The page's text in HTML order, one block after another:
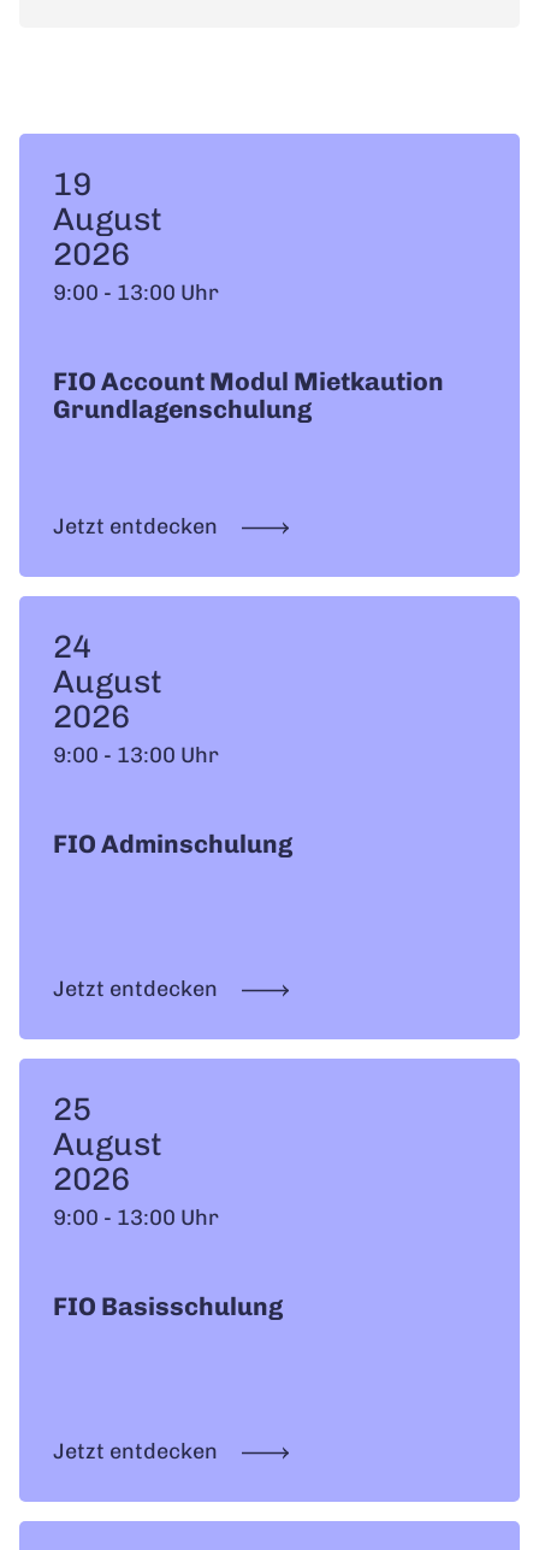
19
August
2026
9:00 - 13:00 Uhr
FIO Account Modul Mietkaution
Grundlagenschulung
Jetzt entdecken
24
August
2026
9:00 - 13:00 Uhr
FIO Adminschulung
Jetzt entdecken
25
August
2026
9:00 - 13:00 Uhr
FIO Basisschulung
Jetzt entdecken